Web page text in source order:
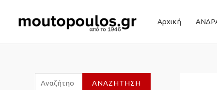
Αρχική
ΑΝΑΖΉΤΗΣΗ